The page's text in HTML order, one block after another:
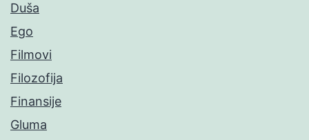
Duša
Ego
Filmovi
Filozofija
Finansije
Gluma